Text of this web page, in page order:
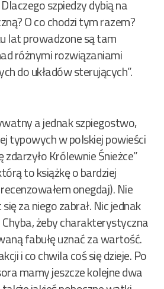
szpiedzy dybią na
O co chodzi tym razem?
lat prowadzone są tam
różnymi rozwiązaniami
do układów sterujących”.
a jednak szpiegostwo,
typowych w polskiej powieści
zdarzyło Królewnie Śnieżce”
to książkę o bardziej
onegdaj). Nie
za niego zabrał. Nic jednak
Chyba, żeby charakterystyczna
fabułę uznać za wartość.
i co chwila coś się dzieje. Po
mamy jeszcze kolejne dwa